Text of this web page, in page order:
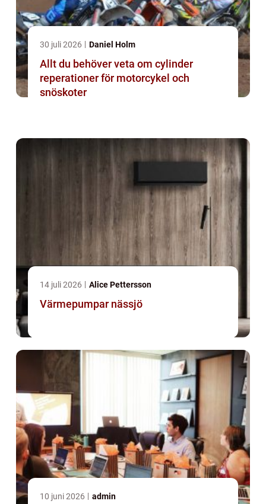
30 juli 2026 Daniel Holm
Allt du behöver veta om cylinder
reperationer för motorcykel och
snöskoter
14 juli 2026 Alice Pettersson
Värmepumpar nässjö
10 juni 2026 admin